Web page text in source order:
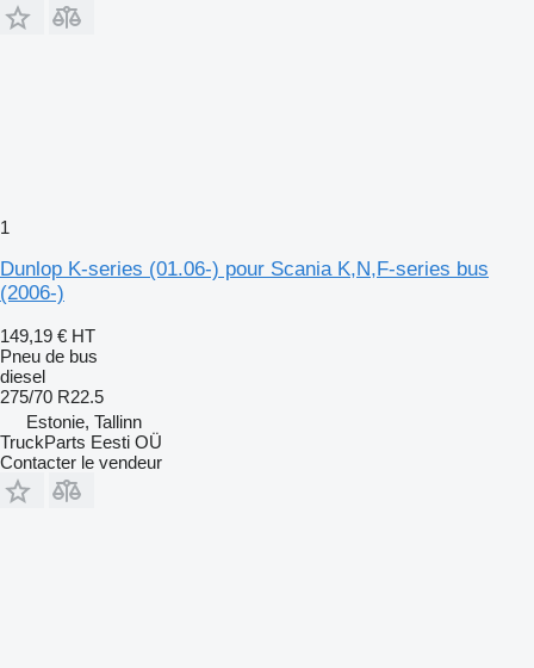
1
Dunlop K-series (01.06-) pour Scania K,N,F-series bus
(2006-)
149,19 € HT
Pneu de bus
diesel
275/70 R22.5
Estonie, Tallinn
TruckParts Eesti OÜ
Contacter le vendeur